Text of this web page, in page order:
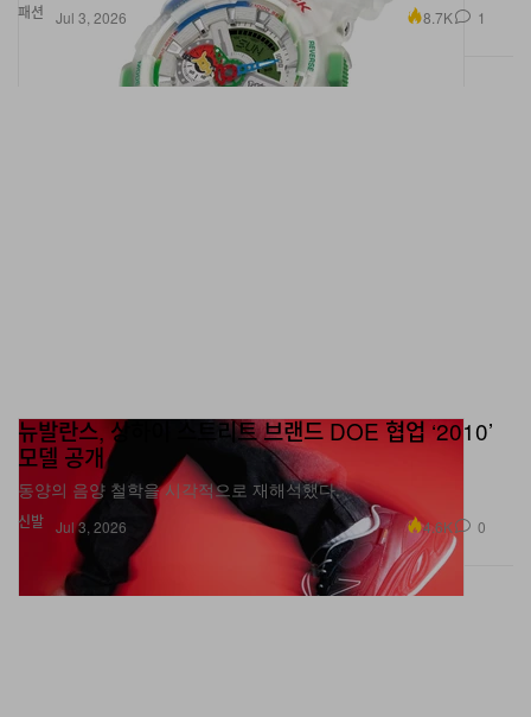
패션 Jul 3, 2026 8.7K 1
신발
뉴발란스, 상하이 스트리트 브랜드 DOE 협업 ‘2010’
모델 공개
동양의 음양 철학을 시각적으로 재해석했다.
Jul 3, 2026 4.6K 0